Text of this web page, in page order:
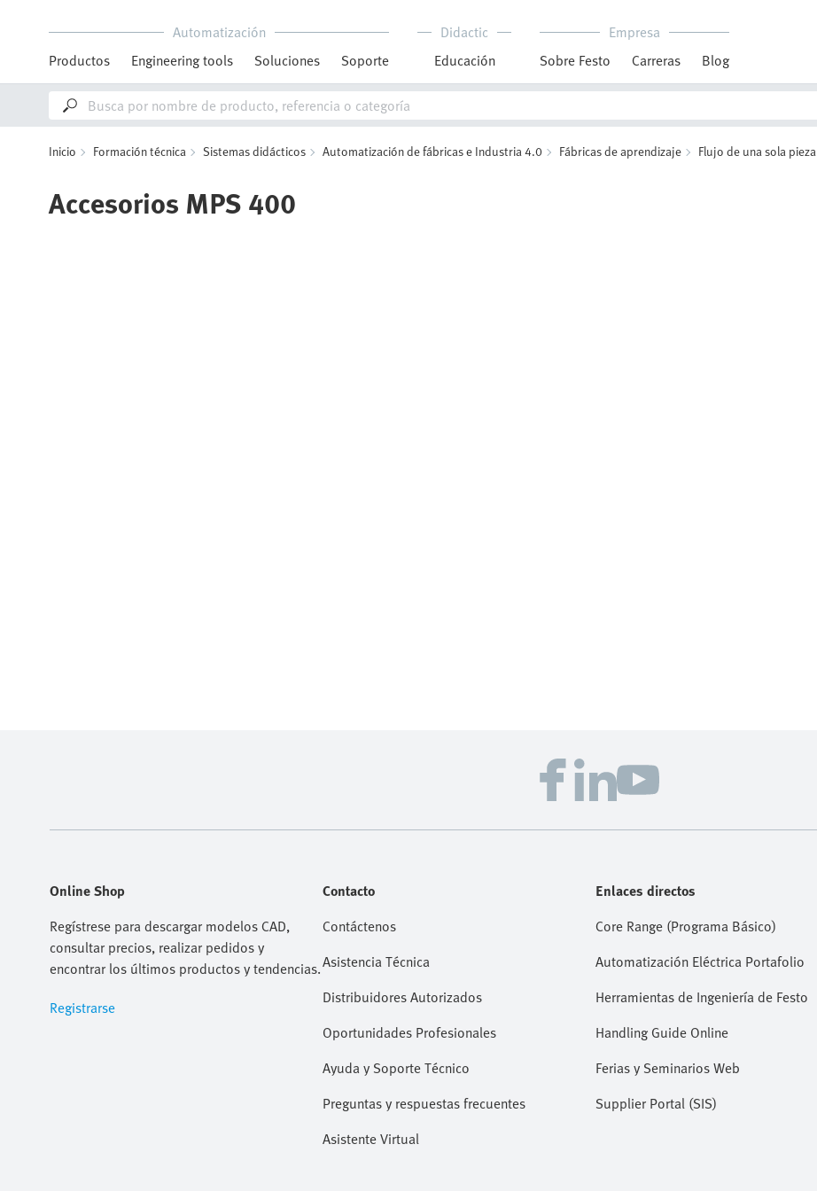
Automatización
Productos
Engineering tools Soluciones Soporte
Didactic
Educación
Empresa
Sobre Festo
Carreras Blog
Inicio Formación técnica Sistemas didácticos Automatización de fábricas e Industria 4.0 Fábricas de aprendizaje Flujo de una sola pieza
Accesorios MPS 400
Online Shop
Regístrese para descargar modelos CAD,
consultar precios, realizar pedidos y
encontrar los últimos productos y tendencias.
Registrarse
Contacto
Contáctenos
Asistencia Técnica
Distribuidores Autorizados
Oportunidades Profesionales
Ayuda y Soporte Técnico
Preguntas y respuestas frecuentes
Asistente Virtual
Enlaces directos
Core Range (Programa Básico)
Automatización Eléctrica Portafolio
Herramientas de Ingeniería de Festo
Handling Guide Online
Ferias y Seminarios Web
Supplier Portal (SIS)